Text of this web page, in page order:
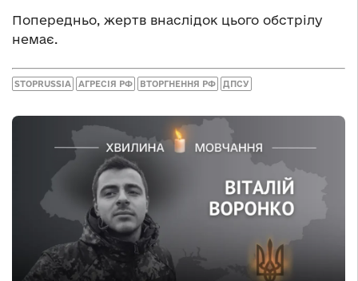
Попередньо, жертв внаслідок цього обстрілу
немає.
STOPRUSSIA АГРЕСІЯ РФ ВТОРГНЕННЯ РФ ДПСУ